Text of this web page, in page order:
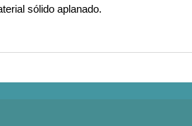
sólido aplanado.